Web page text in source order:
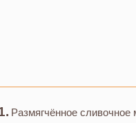
Размягчённое